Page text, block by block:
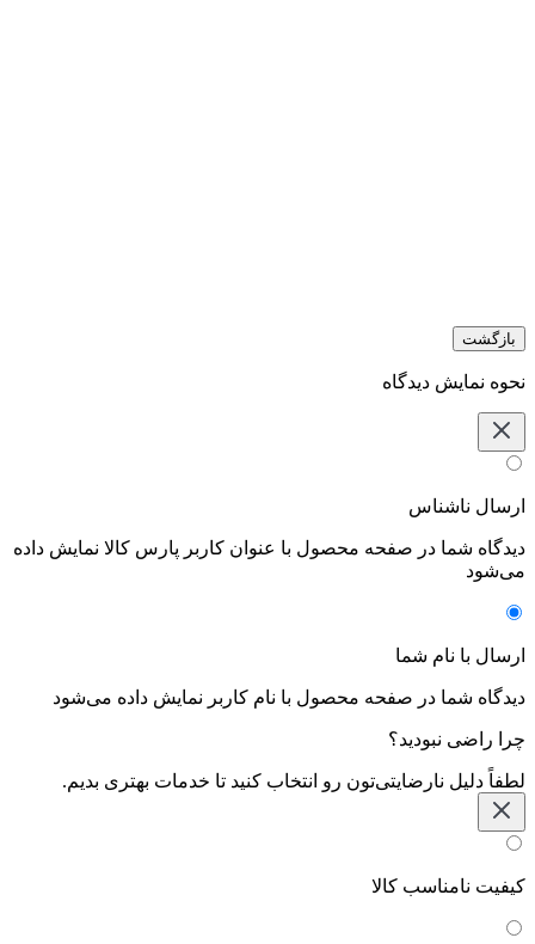
بازگشت
نحوه نمایش دیدگاه‌
ارسال ناشناس
دیدگاه شما در صفحه محصول با عنوان کاربر پارس کالا نمایش داده
می‌شود
ارسال با نام شما
دیدگاه شما در صفحه محصول با نام کاربر نمایش داده می‌شود
چرا راضی نبودید؟
لطفاً دلیل نارضایتی‌تون رو انتخاب کنید تا خدمات بهتری بدیم.
کیفیت نامناسب کالا